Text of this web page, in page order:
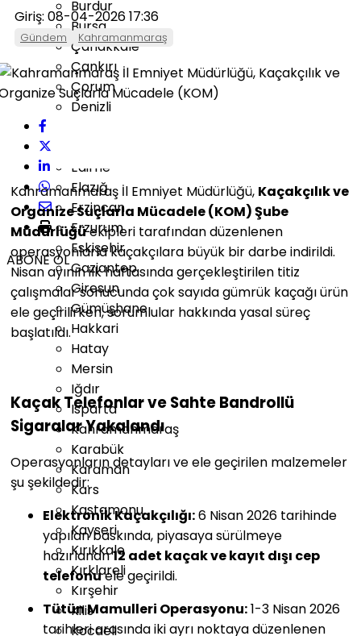
Burdur
Bursa
Çanakkale
Çankırı
Çorum
Denizli
Edirne
Elazığ
Erzincan
Erzurum
Eskişehir
Gaziantep
Giresun
Gümüşhane
Hakkari
Hatay
Mersin
Iğdır
Isparta
Kahramanmaraş
Karabük
Karaman
Kars
Kastamonu
Kayseri
Kırıkkale
Kırklareli
Kırşehir
Kilis
Kocaeli
Giriş: 08-04-2026 17:36
Gündem Kahramanmaraş
ABONE OL
Kahramanmaraş İl Emniyet Müdürlüğü, Kaçakçılık ve
Organize Suçlarla Mücadele (KOM) Şube
Müdürlüğüekipleri tarafından düzenlenen
operasyonlarla kaçakçılara büyük bir darbe indirildi.
Nisan ayının ilk haftasında gerçekleştirilen titiz
çalışmalar sonucunda çok sayıda gümrük kaçağı ürün
ele geçirilirken, sorumlular hakkında yasal süreç
başlatıldı.
Kaçak Telefonlar ve Sahte Bandrollü
Sigaralar Yakalandı
Operasyonların detayları ve ele geçirilen malzemeler
şu şekildedir:
Elektronik Kaçakçılığı:6 Nisan 2026 tarihinde
yapılan baskında, piyasaya sürülmeye
hazırlanan12 adet kaçak ve kayıt dışı cep
telefonuele geçirildi.
Tütün Mamulleri Operasyonu:1-3 Nisan 2026
tarihleri arasında iki ayrı noktaya düzenlenen